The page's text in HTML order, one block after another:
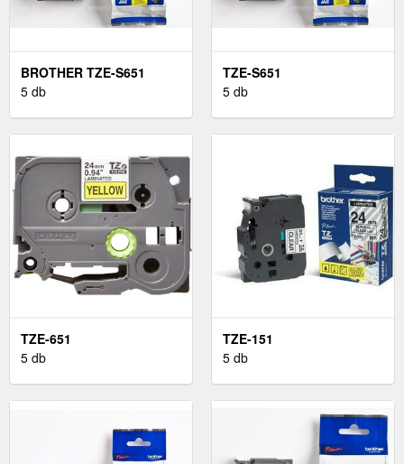
BROTHER TZE-S651
5 db
TZE-S651
5 db
TZE-651
5 db
TZE-151
5 db